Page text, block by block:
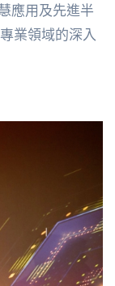
應用及先進半
業領域的深入